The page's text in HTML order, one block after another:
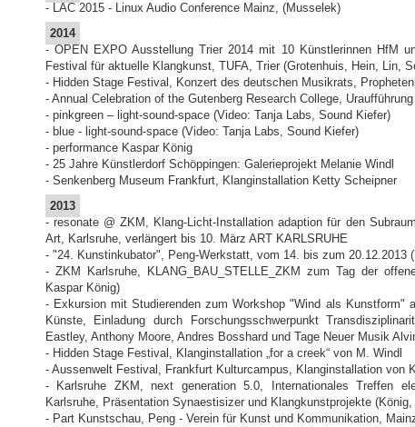
- LAC 2015 - Linux Audio Conference Mainz, (Musselek)
2014
- OPEN EXPO Ausstellung Trier 2014 mit 10 Künstlerinnen HfM
Festival für aktuelle Klangkunst, TUFA, Trier (Grotenhuis, Hein, Lin,
- Hidden Stage Festival, Konzert des deutschen Musikrats,
- Annual Celebration of the Gutenberg Research College,
- pinkgreen – light-sound-space (Video: Tanja Labs, Sound Kiefer)
- blue - light-sound-space (Video: Tanja Labs, Sound Kiefer)
- performance Kaspar König
- 25 Jahre Künstlerdorf Schöppingen: Galerieprojekt Melanie Windl
- Senkenberg Museum Frankfurt, Klanginstallation Ketty Scheipner
2013
- resonate @ ZKM, Klang-Licht-Installation adaption für den
Art, Karlsruhe, verlängert bis 10. März ART KARLSRUHE
- "24. Kunstinkubator", Peng-Werkstatt, vom 14. bis zum 20.12.2013
- ZKM Karlsruhe, KLANG_BAU_STELLE_ZKM zum Tag der
Kaspar König)
- Exkursion mit Studierenden zum Workshop "Wind als Kunstform"
Künste, Einladung durch Forschungsschwerpunkt
Eastley, Anthony Moore, Andres Bosshard und Tage Neuer Musik
- Hidden Stage Festival, Klanginstallation „for a creek“ von M. Windl
- Aussenwelt Festival, Frankfurt Kulturcampus, Klanginstallation von
- Karlsruhe ZKM, next generation 5.0, Internationales Treffen
Karlsruhe, Präsentation Synaestisizer und Klangkunstprojekte (König,
- Part Kunstschau, Peng - Verein für Kunst und Kommunikation,